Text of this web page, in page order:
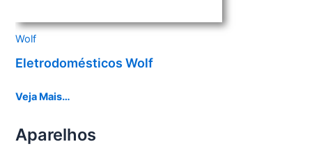
Wolf
Eletrodomésticos Wolf
Veja Mais…
Aparelhos